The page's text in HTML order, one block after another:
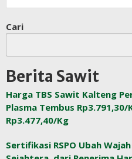
Cari
Berita Sawit
Harga TBS Sawit Kalteng
Plasma Tembus
Rp3.477,40/Kg
Sertifikasi RSPO Ubah